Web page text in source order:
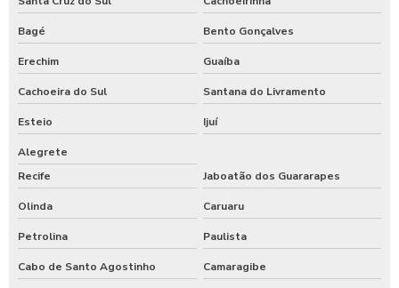
Bagé Bento Gonçalves
Erechim Guaíba
Cachoeira do Sul Santana do Livramento
Esteio Ijuí
Alegrete
Recife
Jaboatão dos Guararapes
Olinda Caruaru
Petrolina Paulista
Cabo de Santo Agostinho Camaragibe